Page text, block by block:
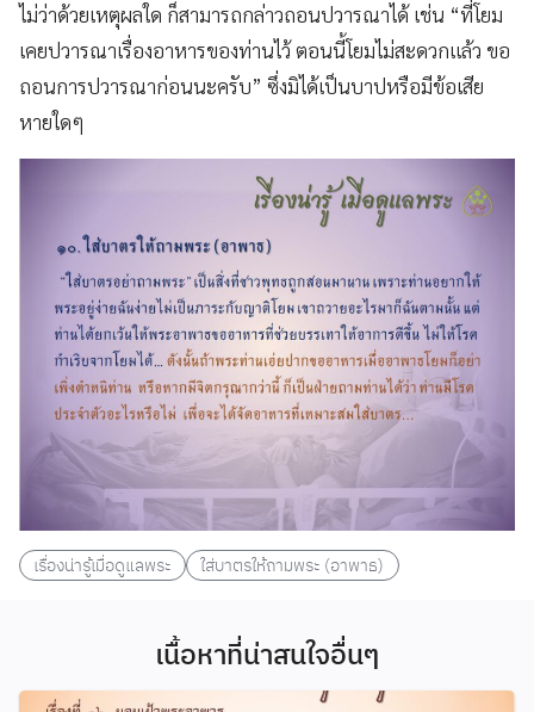
ไม่ว่าด้วยเหตุผลใด ก็สามารถกล่าวถอนปวารณาได้ เช่น “ที่โยม
เคยปวารณาเรื่องอาหารของท่านไว้ ตอนนี้โยมไม่สะดวกแล้ว ขอ
ถอนการปวารณาก่อนนะครับ” ซึ่งมิได้เป็นบาปหรือมีข้อเสีย
หายใดๆ
เรื่องน่ารู้เมื่อดูแลพระ ใส่บาตรให้ถามพระ (อาพาธ)
เนื้อหาที่น่าสนใจอื่นๆ